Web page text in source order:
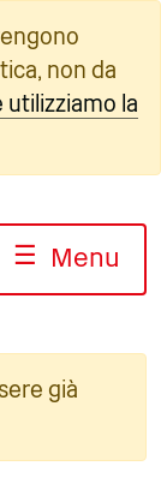
non da
utilizziamo la
☰ Menu
già